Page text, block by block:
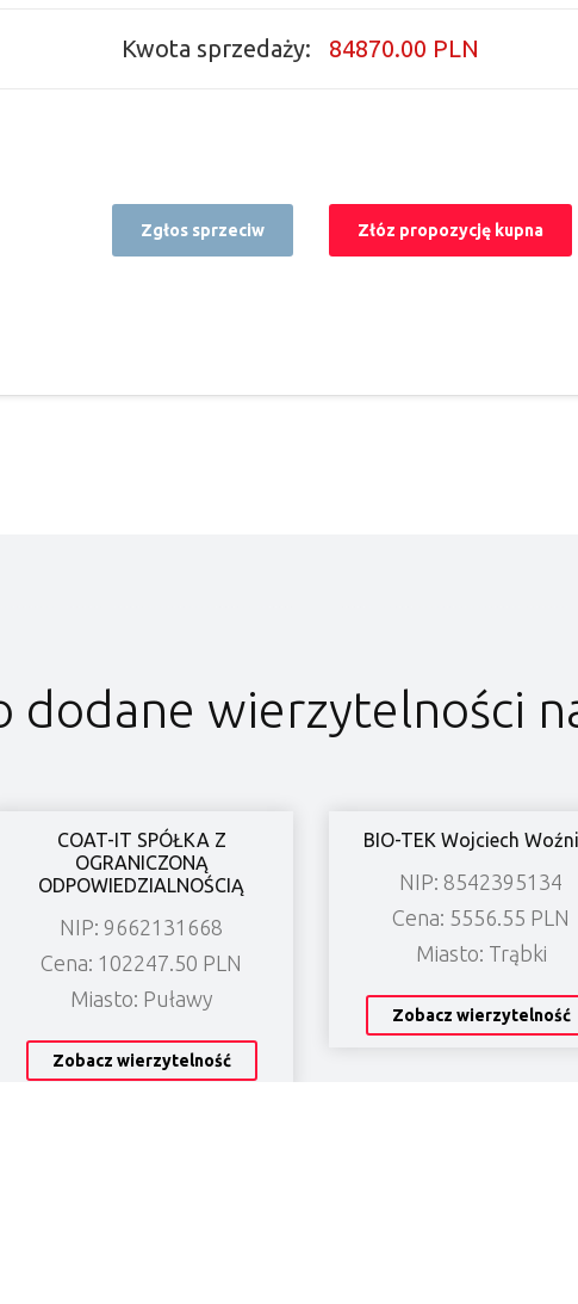
Kwota sprzedaży: 84870.00 PLN
Zgłos sprzeciw Złóz propozycję kupna
dodane wierzytelności
COAT-IT SPÓŁKA Z
OGRANICZONĄ
ODPOWIEDZIALNOŚCIĄ
NIP: 9662131668
Cena: 102247.50 PLN
Miasto: Puławy
Zobacz wierzytelność
BIO-TEK Wojciech
NIP: 8542395134
Cena: 5556.55 PLN
Miasto: Trąbki
Zobacz wierzytelność